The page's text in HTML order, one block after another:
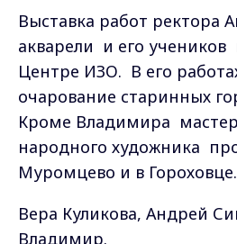
Выставка работ ректора
акварели и его учеников
Центре ИЗО. В его
очарование старинных
Кроме Владимира
народного художника
Муромцево и в Гороховце.
Вера Куликова, Андрей
Владимир.